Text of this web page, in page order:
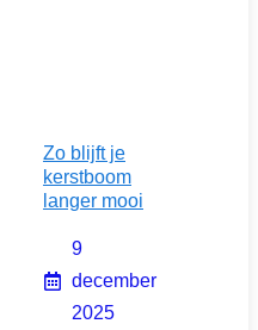
Zo blijft je
kerstboom
langer mooi
9
december
2025